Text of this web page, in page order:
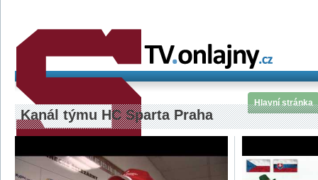
Hlavní stránka
Kanál týmu HC Sparta Praha